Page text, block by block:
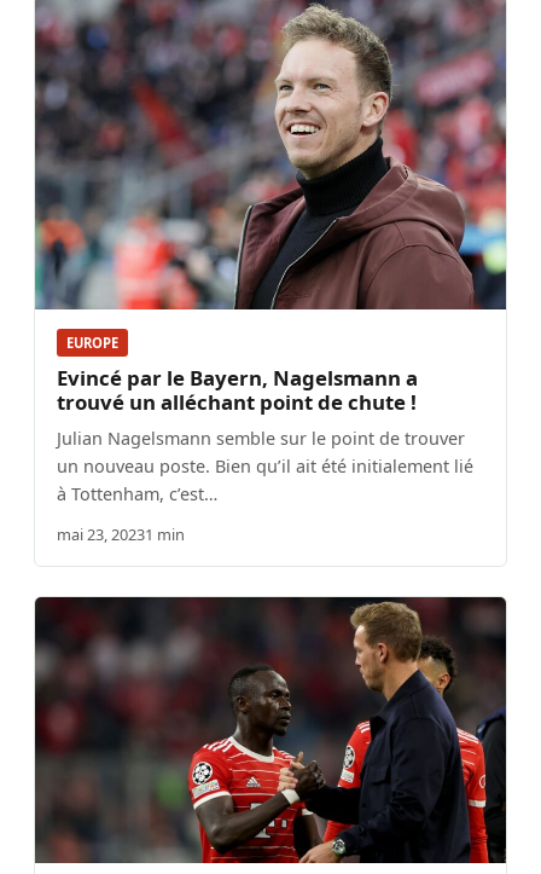
EUROPE
Evincé par le Bayern, Nagelsmann a
trouvé un alléchant point de chute !
Julian Nagelsmann semble sur le point de trouver
un nouveau poste. Bien qu’il ait été initialement lié
à Tottenham, c’est…
mai 23, 20231 min